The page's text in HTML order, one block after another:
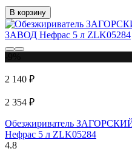
В корзину
2 140 ₽
2 354 ₽
Обезжириватель
Нефрас 5 л ZLK05284
4.8